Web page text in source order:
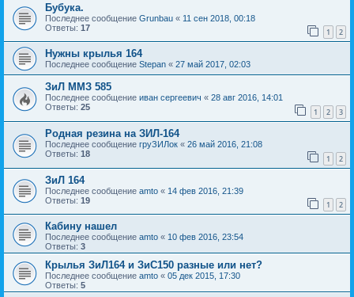
Бубука.
Последнее сообщение Grunbau « 11 сен 2018, 00:18
Ответы: 17 1 2
Нужны крылья 164
Последнее сообщение Stepan « 27 май 2017, 02:03
ЗиЛ ММЗ 585
Последнее сообщение иван сергеевич « 28 авг 2016, 14:01
Ответы: 25 1 2 3
Родная резина на ЗИЛ-164
Последнее сообщение груЗИЛок « 26 май 2016, 21:08
Ответы: 18 1 2
ЗиЛ 164
Последнее сообщение amto « 14 фев 2016, 21:39
Ответы: 19 1 2
Кабину нашел
Последнее сообщение amto « 10 фев 2016, 23:54
Ответы: 3
Крылья ЗиЛ164 и ЗиС150 разные или нет?
Последнее сообщение amto « 05 дек 2015, 17:30
Ответы: 5